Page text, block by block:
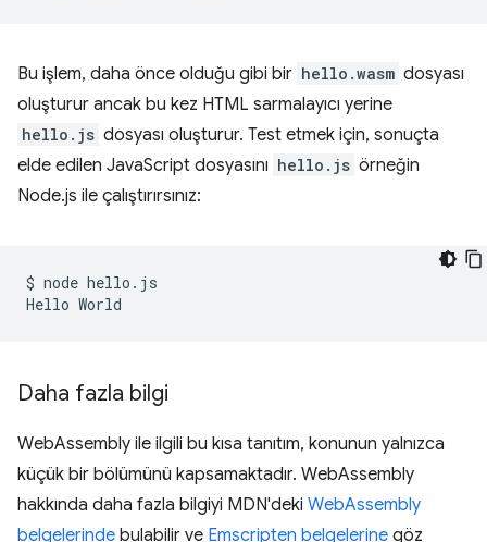
Bu işlem, daha önce olduğu gibi bir hello.wasm dosyası
oluşturur ancak bu kez HTML sarmalayıcı yerine
hello.js dosyası oluşturur. Test etmek için, sonuçta
elde edilen JavaScript dosyasını hello.js örneğin
Node.js ile çalıştırırsınız:
$ node hello.js
Hello
Daha fazla bilgi
WebAssembly ile ilgili bu kısa tanıtım, konunun yalnızca
küçük bir bölümünü kapsamaktadır. WebAssembly
hakkında daha fazla bilgiyi MDN'deki WebAssembly
belgelerinde bulabilir ve Emscripten belgelerine göz